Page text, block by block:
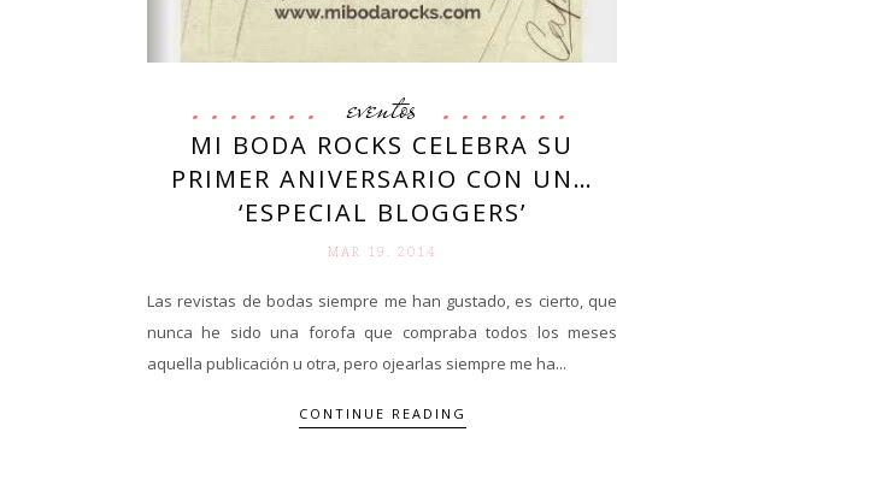
eventos
MI BODA ROCKS CELEBRA SU
PRIMER ANIVERSARIO CON UN…
‘ESPECIAL BLOGGERS’
MAR 19. 2014
Las revistas de bodas siempre me han gustado, es cierto, que
nunca he sido una forofa que compraba todos los meses
aquella publicación u otra, pero ojearlas siempre me ha...
CONTINUE READING